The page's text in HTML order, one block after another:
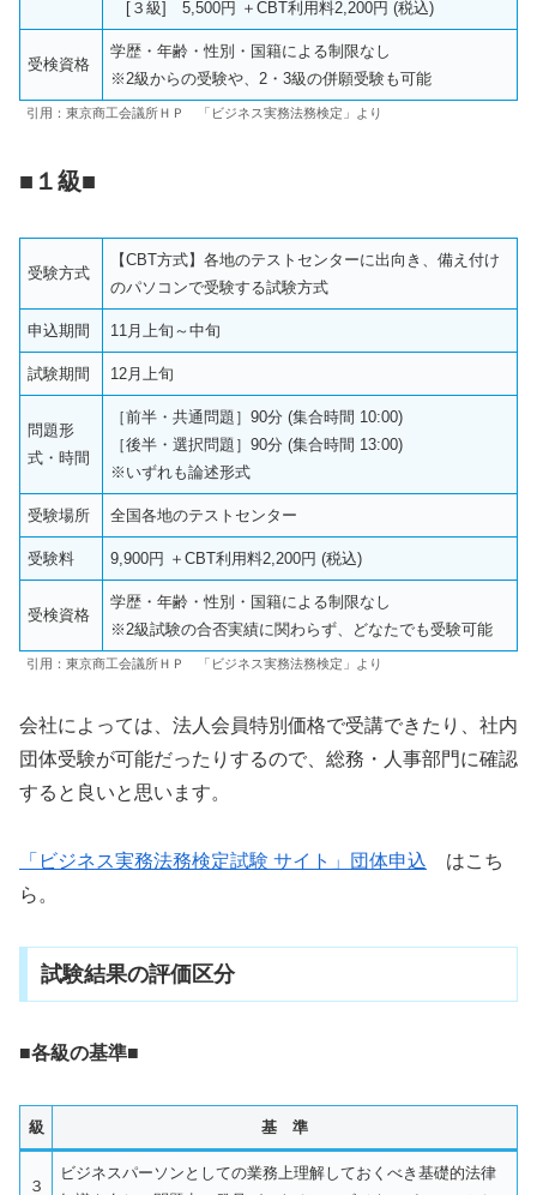
[３級] 5,500円 ＋CBT利用料2,200円 (税込)
受検資格
学歴・年齢・性別・国籍による制限なし
※2級からの受験や、2・3級の併願受験も可能
引用：東京商工会議所ＨＰ 「ビジネス実務法務検定」より
■１級■
受験方式
【CBT方式】各地のテストセンターに出向き、備え付け
のパソコンで受験する試験方式
申込期間 11月上旬～中旬
試験期間 12月上旬
問題形
式・時間
［前半・共通問題］90分 (集合時間 10:00)
［後半・選択問題］90分 (集合時間 13:00)
※いずれも論述形式
受験場所 全国各地のテストセンター
受験料 9,900円 ＋CBT利用料2,200円 (税込)
受検資格
学歴・年齢・性別・国籍による制限なし
※2級試験の合否実績に関わらず、どなたでも受験可能
引用：東京商工会議所ＨＰ 「ビジネス実務法務検定」より
会社によっては、法人会員特別価格で受講できたり、社内
団体受験が可能だったりするので、総務・人事部門に確認
すると良いと思います。
「ビジネス実務法務検定試験 サイト」団体申込 はこち
ら。
試験結果の評価区分
■各級の基準■
級 基 準
３
ビジネスパーソンとしての業務上理解しておくべき基礎的法律